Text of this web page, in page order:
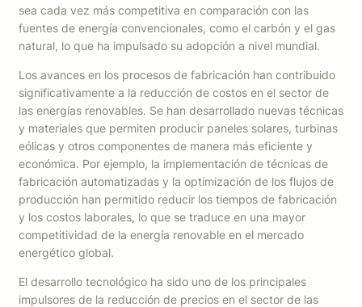
sea cada vez más competitiva en comparación con las
fuentes de energía convencionales, como el carbón y el gas
natural, lo que ha impulsado su adopción a nivel mundial.
Los avances en los procesos de fabricación han contribuido
significativamente a la reducción de costos en el sector de
las energías renovables. Se han desarrollado nuevas técnicas
y materiales que permiten producir paneles solares, turbinas
eólicas y otros componentes de manera más eficiente y
económica. Por ejemplo, la implementación de técnicas de
fabricación automatizadas y la optimización de los flujos de
producción han permitido reducir los tiempos de fabricación
y los costos laborales, lo que se traduce en una mayor
competitividad de la energía renovable en el mercado
energético global.
El desarrollo tecnológico ha sido uno de los principales
impulsores de la reducción de precios en el sector de las